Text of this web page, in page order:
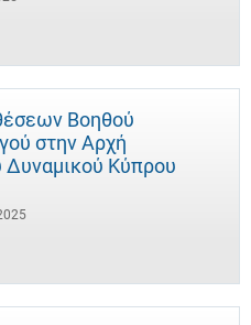
Βοηθού
στην Αρχή
Κύπρου